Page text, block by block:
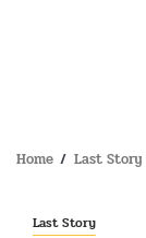
Home Last Story
Last Story